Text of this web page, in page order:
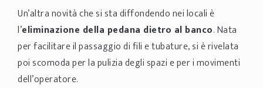
Un’altra novità che si sta diffondendo nei locali è
l’eliminazione della pedana dietro al banco. Nata
per facilitare il passaggio di fili e tubature, si è rivelata
poi scomoda per la pulizia degli spazi e per i movimenti
dell’operatore.